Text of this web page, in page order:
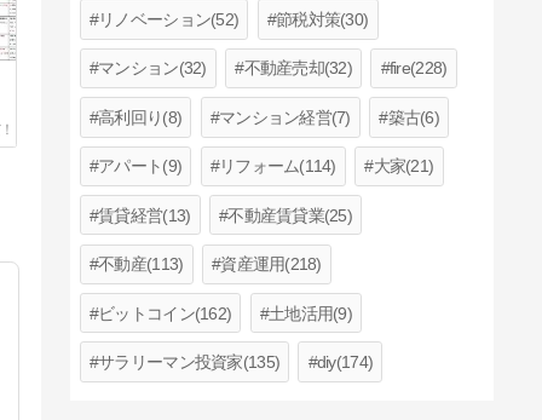
リノベーション(52) 節税対策(30)
マンション(32) 不動産売却(32) fire(228)
高利回り(8) マンション経営(7) 築古(6)
アパート(9) リフォーム(114) 大家(21)
賃貸経営(13) 不動産賃貸業(25)
不動産(113) 資産運用(218)
ビットコイン(162) 土地活用(9)
サラリーマン投資家(135) diy(174)